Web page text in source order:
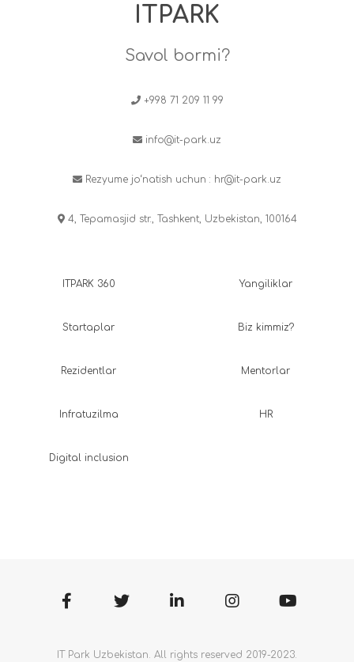
ITPARK
Savol bormi?
+998 71 209 11 99
info@it-park.uz
Rezyume jo‘natish uchun : hr@it-park.uz
4, Tepamasjid str., Tashkent, Uzbekistan, 100164
ITPARK 360
Startaplar
Rezidentlar
Infratuzilma
Digital inclusion
Yangiliklar
Biz kimmiz?
Mentorlar
HR
IT Park Uzbekistan. All rights reserved 2019-2023.